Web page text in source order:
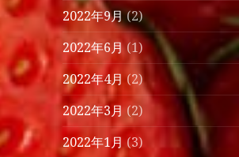
2022年9月(2)
2022年6月(1)
2022年4月 (2)
2022年3月(2)
2022年1月(3)